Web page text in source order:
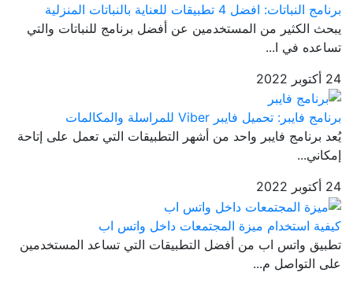
برنامج النباتات: افضل 4 تطبيقات للعناية بالنباتات المنزلية
يبحث الكثير من المستخدمين عن أفضل برنامج للنباتات والتي
تساعده في ا...
24 أكتوبر 2022
برنامج فايبر: تحميل فايبر Viber للمراسلة والمكالمات
يُعد برنامج فايبر واحد من أشهر التطبيقات التي تعمل على إتاحة
إمكاني...
24 أكتوبر 2022
كيفية استخدام ميزة المجتمعات داخل واتس اب
تطبيق واتس اب من أفضل التطبيقات التي تساعد المستخدمين
على التواصل م...